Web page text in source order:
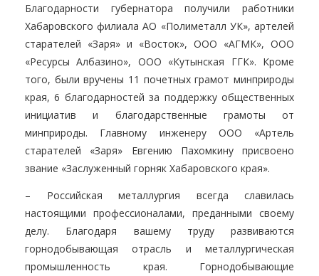
Благодарности губернатора получили работники
Хабаровского филиала АО «Полиметалл УК», артелей
старателей «Заря» и «Восток», ООО «АГМК», ООО
«Ресурсы Албазино», ООО «Кутынская ГГК». Кроме
того, были вручены 11 почетных грамот минприроды
края, 6 благодарностей за поддержку общественных
инициатив и благодарственные грамоты от
минприроды. Главному инженеру ООО «Артель
старателей «Заря» Евгению Пахомкину присвоено
звание «Заслуженный горняк Хабаровского края».
– Российская металлургия всегда славилась
настоящими профессионалами, преданными своему
делу. Благодаря вашему труду развиваются
горнодобывающая отрасль и металлургическая
промышленность края. Горнодобывающие